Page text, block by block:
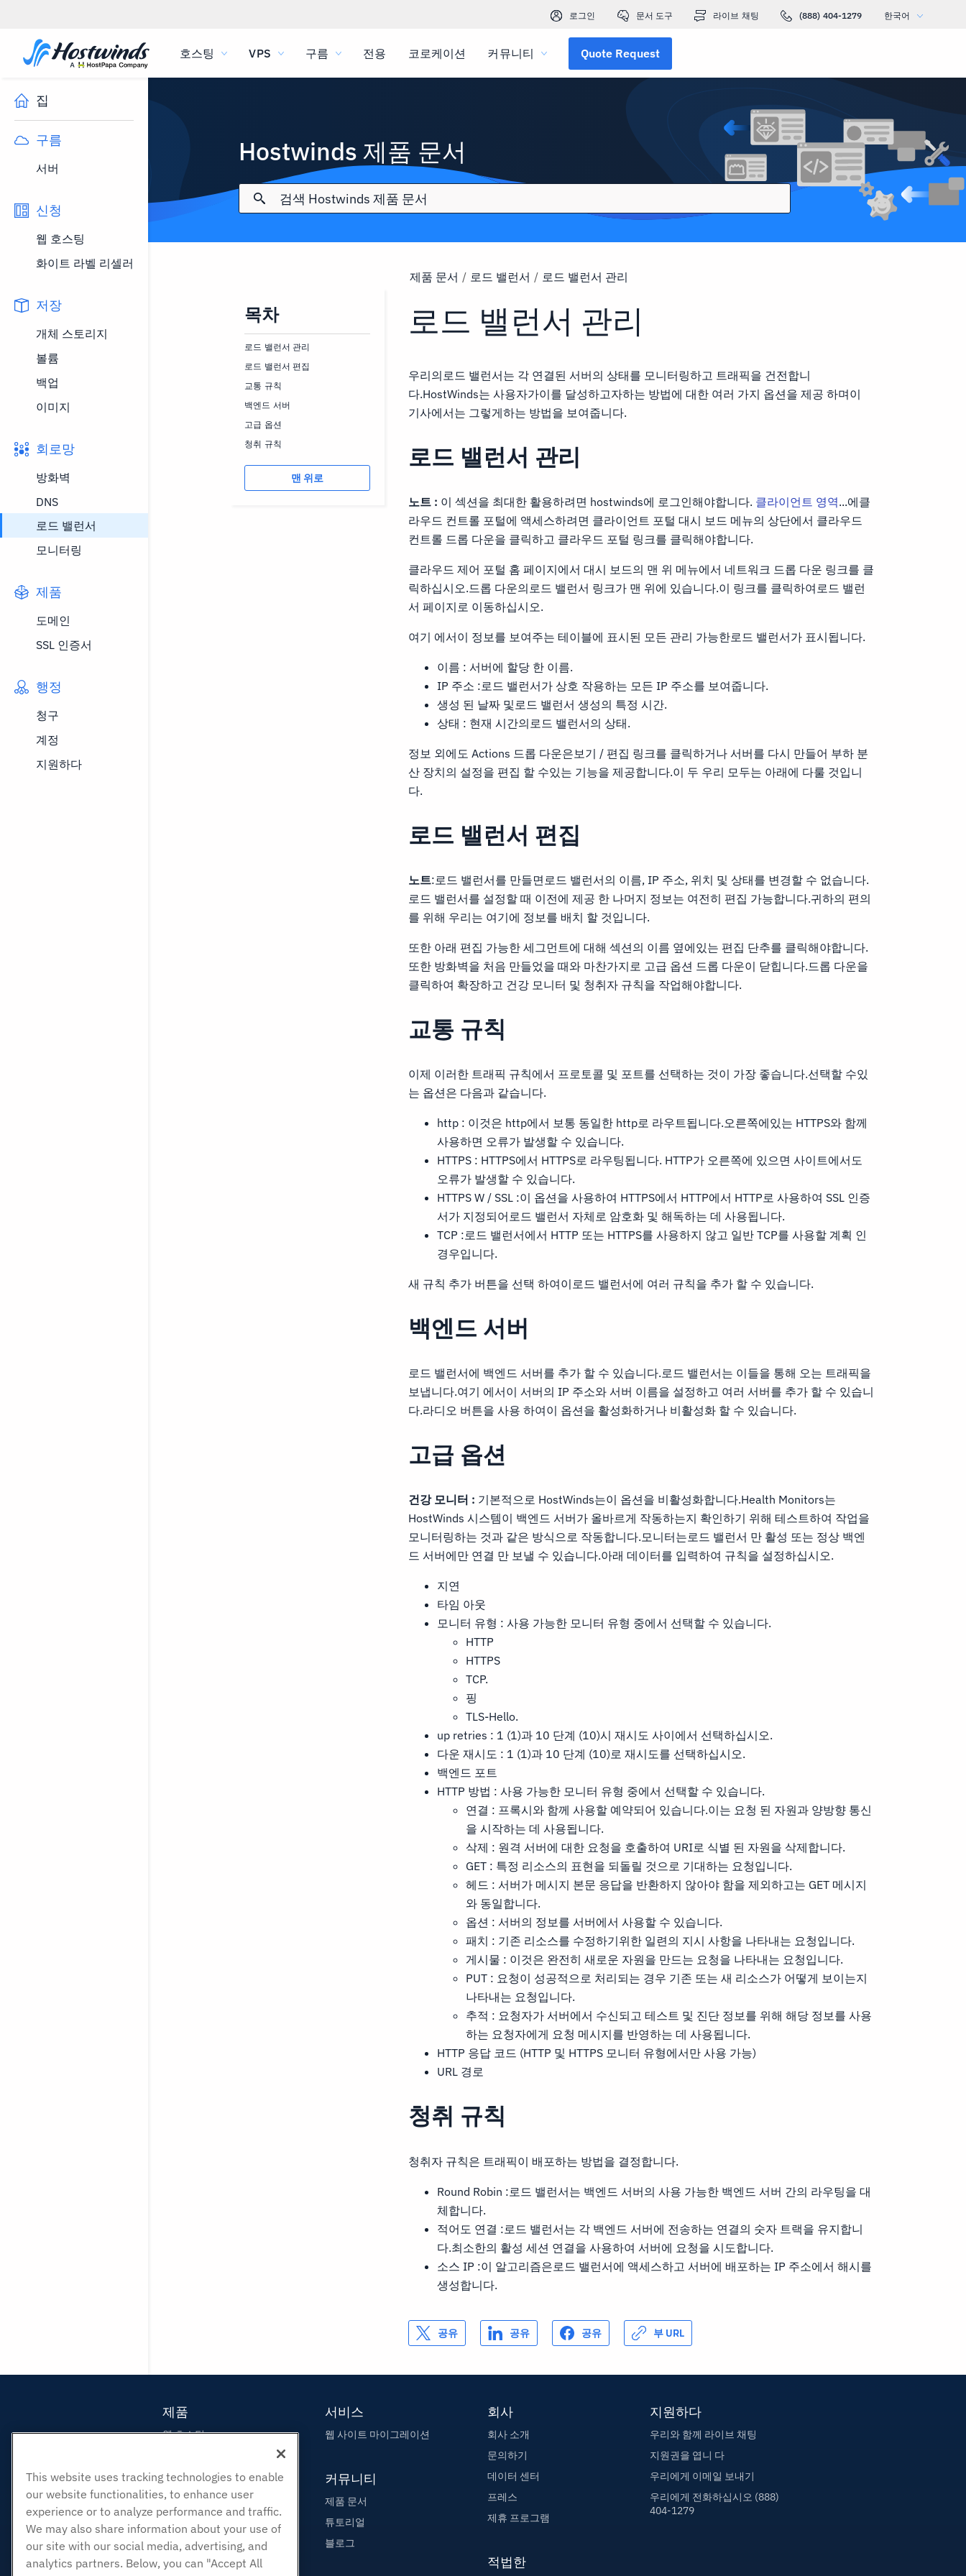
로그인 문서 도구 라이브 채팅 (888) 404-1279 한국어
호스팅 VPS 구름 전용 코로케이션 커뮤니티 Quote Request
집
구름
서버
신청
웹 호스팅
화이트 라벨 리셀러
저장
개체 스토리지
볼륨
백업
이미지
회로망
방화벽
DNS
로드 밸런서
모니터링
제품
도메인
SSL 인증서
행정
청구
계정
지원하다
Hostwinds 제품 문서
제품 문서 / 로드 밸런서 / 로드 밸런서 관리
목차
로드 밸런서 관리
로드 밸런서 편집
교통 규칙
백엔드 서버
고급 옵션
청취 규칙
맨 위로
로드 밸런서 관리
우리의로드 밸런서는 각 연결된 서버의 상태를 모니터링하고 트래픽을 건전합니
다.HostWinds는 사용자가이를 달성하고자하는 방법에 대한 여러 가지 옵션을 제공 하며이
기사에서는 그렇게하는 방법을 보여줍니다.
로드 밸런서 관리
노트 : 이 섹션을 최대한 활용하려면 hostwinds에 로그인해야합니다. 클라이언트 영역...에클
라우드 컨트롤 포털에 액세스하려면 클라이언트 포털 대시 보드 메뉴의 상단에서 클라우드
컨트롤 드롭 다운을 클릭하고 클라우드 포털 링크를 클릭해야합니다.
클라우드 제어 포털 홈 페이지에서 대시 보드의 맨 위 메뉴에서 네트워크 드롭 다운 링크를 클
릭하십시오.드롭 다운의로드 밸런서 링크가 맨 위에 있습니다.이 링크를 클릭하여로드 밸런
서 페이지로 이동하십시오.
여기 에서이 정보를 보여주는 테이블에 표시된 모든 관리 가능한로드 밸런서가 표시됩니다.
이름 : 서버에 할당 한 이름.
IP 주소 :로드 밸런서가 상호 작용하는 모든 IP 주소를 보여줍니다.
생성 된 날짜 및로드 밸런서 생성의 특정 시간.
상태 : 현재 시간의로드 밸런서의 상태.
정보 외에도 Actions 드롭 다운은보기 / 편집 링크를 클릭하거나 서버를 다시 만들어 부하 분
산 장치의 설정을 편집 할 수있는 기능을 제공합니다.이 두 우리 모두는 아래에 다룰 것입니
다.
로드 밸런서 편집
노트:로드 밸런서를 만들면로드 밸런서의 이름, IP 주소, 위치 및 상태를 변경할 수 없습니다.
로드 밸런서를 설정할 때 이전에 제공 한 나머지 정보는 여전히 편집 가능합니다.귀하의 편의
를 위해 우리는 여기에 정보를 배치 할 것입니다.
또한 아래 편집 가능한 세그먼트에 대해 섹션의 이름 옆에있는 편집 단추를 클릭해야합니다.
또한 방화벽을 처음 만들었을 때와 마찬가지로 고급 옵션 드롭 다운이 닫힙니다.드롭 다운을
클릭하여 확장하고 건강 모니터 및 청취자 규칙을 작업해야합니다.
교통 규칙
이제 이러한 트래픽 규칙에서 프로토콜 및 포트를 선택하는 것이 가장 좋습니다.선택할 수있
는 옵션은 다음과 같습니다.
http : 이것은 http에서 보통 동일한 http로 라우트됩니다.오른쪽에있는 HTTPS와 함께
사용하면 오류가 발생할 수 있습니다.
HTTPS : HTTPS에서 HTTPS로 라우팅됩니다. HTTP가 오른쪽에 있으면 사이트에서도
오류가 발생할 수 있습니다.
HTTPS W / SSL :이 옵션을 사용하여 HTTPS에서 HTTP에서 HTTP로 사용하여 SSL 인증
서가 지정되어로드 밸런서 자체로 암호화 및 해독하는 데 사용됩니다.
TCP :로드 밸런서에서 HTTP 또는 HTTPS를 사용하지 않고 일반 TCP를 사용할 계획 인
경우입니다.
새 규칙 추가 버튼을 선택 하여이로드 밸런서에 여러 규칙을 추가 할 수 있습니다.
백엔드 서버
로드 밸런서에 백엔드 서버를 추가 할 수 있습니다.로드 밸런서는 이들을 통해 오는 트래픽을
보냅니다.여기 에서이 서버의 IP 주소와 서버 이름을 설정하고 여러 서버를 추가 할 수 있습니
다.라디오 버튼을 사용 하여이 옵션을 활성화하거나 비활성화 할 수 있습니다.
고급 옵션
건강 모니터 : 기본적으로 HostWinds는이 옵션을 비활성화합니다.Health Monitors는
HostWinds 시스템이 백엔드 서버가 올바르게 작동하는지 확인하기 위해 테스트하여 작업을
모니터링하는 것과 같은 방식으로 작동합니다.모니터는로드 밸런서 만 활성 또는 정상 백엔
드 서버에만 연결 만 보낼 수 있습니다.아래 데이터를 입력하여 규칙을 설정하십시오.
지연
타임 아웃
모니터 유형 : 사용 가능한 모니터 유형 중에서 선택할 수 있습니다.
HTTP
HTTPS
TCP.
핑
TLS-Hello.
up retries : 1 (1)과 10 단계 (10)시 재시도 사이에서 선택하십시오.
다운 재시도 : 1 (1)과 10 단계 (10)로 재시도를 선택하십시오.
백엔드 포트
HTTP 방법 : 사용 가능한 모니터 유형 중에서 선택할 수 있습니다.
연결 : 프록시와 함께 사용할 예약되어 있습니다.이는 요청 된 자원과 양방향 통신
을 시작하는 데 사용됩니다.
삭제 : 원격 서버에 대한 요청을 호출하여 URI로 식별 된 자원을 삭제합니다.
GET : 특정 리소스의 표현을 되돌릴 것으로 기대하는 요청입니다.
헤드 : 서버가 메시지 본문 응답을 반환하지 않아야 함을 제외하고는 GET 메시지
와 동일합니다.
옵션 : 서버의 정보를 서버에서 사용할 수 있습니다.
패치 : 기존 리소스를 수정하기위한 일련의 지시 사항을 나타내는 요청입니다.
게시물 : 이것은 완전히 새로운 자원을 만드는 요청을 나타내는 요청입니다.
PUT : 요청이 성공적으로 처리되는 경우 기존 또는 새 리소스가 어떻게 보이는지
나타내는 요청입니다.
추적 : 요청자가 서버에서 수신되고 테스트 및 진단 정보를 위해 해당 정보를 사용
하는 요청자에게 요청 메시지를 반영하는 데 사용됩니다.
HTTP 응답 코드 (HTTP 및 HTTPS 모니터 유형에서만 사용 가능)
URL 경로
청취 규칙
청취자 규칙은 트래픽이 배포하는 방법을 결정합니다.
Round Robin :로드 밸런서는 백엔드 서버의 사용 가능한 백엔드 서버 간의 라우팅을 대
체합니다.
적어도 연결 :로드 밸런서는 각 백엔드 서버에 전송하는 연결의 숫자 트랙을 유지합니
다.최소한의 활성 세션 연결을 사용하여 서버에 요청을 시도합니다.
소스 IP :이 알고리즘은로드 밸런서에 액세스하고 서버에 배포하는 IP 주소에서 해시를
생성합니다.
공유 공유 공유 부 URL
제품
웹 호스팅
리셀러 호스팅
화이트 라벨 리셀러
관리되는 리눅스 VPS
관리되지 않는 리눅스 VPS
관리 창 VPS
서비스
웹 사이트 마이그레이션
커뮤니티
제품 문서
튜토리얼
블로그
회사
회사 소개
문의하기
데이터 센터
프레스
제휴 프로그램
적법한
지원하다
우리와 함께 라이브 채팅
지원권을 엽니 다
우리에게 이메일 보내기
우리에게 전화하십시오 (888)
404-1279
This website uses tracking technologies to enable
our website functionalities, to enhance user
experience or to analyze performance and traffic.
We may also share information about your use of
our site with our social media, advertising, and
analytics partners. Below, you can "Accept All